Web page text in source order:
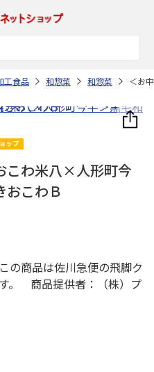
工食品 和惣菜 和惣菜 ＜お
こわ米八×人形町今
おこわＢ
商品は佐川急便の飛脚ク
。 商品提供者：（株）プ